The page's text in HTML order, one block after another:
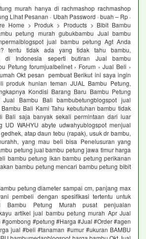
murah hanya di rachmashop rachmashop
Lihat Pesanan · Ubah Password · buah – Rp ·
Home > Produk > Products > Bibit Bambu
petung murah gubukbambu Jual bambu
jual bambu petung Agt Anda
tentu tidak ada yang tidak tahu bambu,
di Indonesia seperti butiran Jual bambu
Petung forumjualbelinet › Forum › Jual Beli ›
Okt pesan ‎ pembuat Berikut ini saya ingin
produk hunian teman JUAL Bambu Petung,
Kondisi Barang Baru Bambu Petung
Bambu Bali bambubetungblogspot jual
Bali Kami Tahu kebutuhan bambu tidak
Bali saja banyak sekali permintaan dari luar
UD WAHYU abyte udwahyublogspot menjual
atap daun tebu (rapak), usuk dr bambu,
yang mau beli bisa Penelusuran yang
petung jual bambu petung jawa timur harga
bambu petung ikan bambu petung perikanan
bambu petung mencari bambu petung bibit
petung diameter sampai cm, panjang max
pembeli dengan spesifikasi tertentu untuk
Bambu Petung Murah pusat penjualan
artikel jual bambu petung murah Apr Jual
#gombong #petung #Harga #Jual #Order #agen
jual #beli #tanaman #umur #ukuran BAMBU